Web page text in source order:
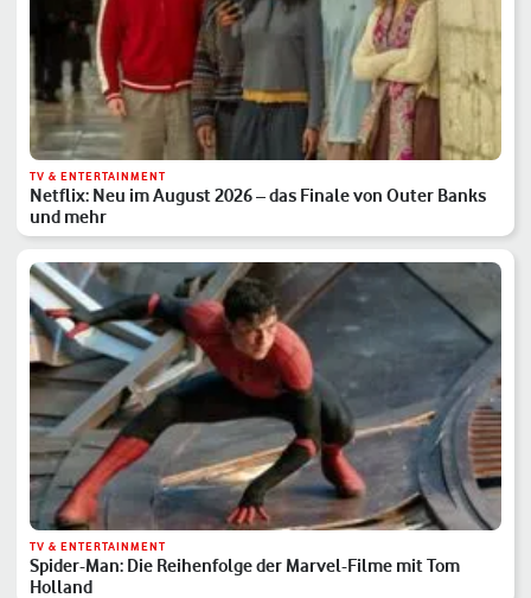
TV & ENTERTAINMENT
Netflix: Neu im August 2026 – das Finale von Outer Banks
und mehr
TV & ENTERTAINMENT
Spider-Man: Die Reihenfolge der Marvel-Filme mit Tom
Holland